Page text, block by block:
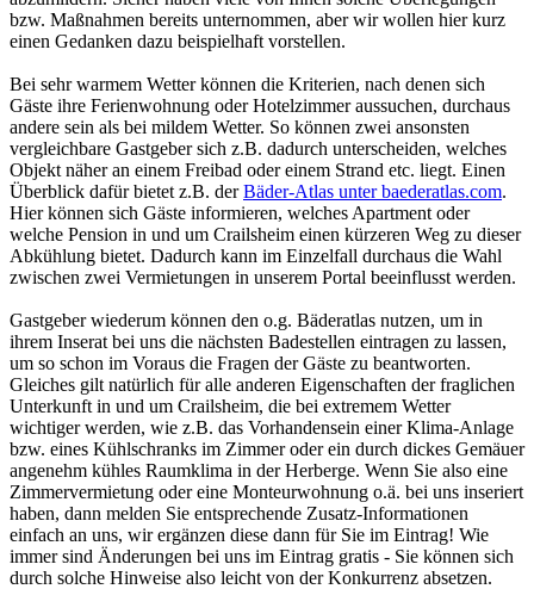
bzw. Maßnahmen bereits unternommen, aber wir wollen hier kurz
einen Gedanken dazu beispielhaft vorstellen.
Bei sehr warmem Wetter können die Kriterien, nach denen sich
Gäste ihre Ferienwohnung oder Hotelzimmer aussuchen, durchaus
andere sein als bei mildem Wetter. So können zwei ansonsten
vergleichbare Gastgeber sich z.B. dadurch unterscheiden, welches
Objekt näher an einem Freibad oder einem Strand etc. liegt. Einen
Überblick dafür bietet z.B. derBäder-Atlas unter baederatlas.com.
Hier können sich Gäste informieren, welches Apartment oder
welche Pension in und um Crailsheim einen kürzeren Weg zu dieser
Abkühlung bietet. Dadurch kann im Einzelfall durchaus die Wahl
zwischen zwei Vermietungen in unserem Portal beeinflusst werden.
Gastgeber wiederum können den o.g. Bäderatlas nutzen, um in
ihrem Inserat bei uns die nächsten Badestellen eintragen zu lassen,
um so schon im Voraus die Fragen der Gäste zu beantworten.
Gleiches gilt natürlich für alle anderen Eigenschaften der fraglichen
Unterkunft in und um Crailsheim, die bei extremem Wetter
wichtiger werden, wie z.B. das Vorhandensein einer Klima-Anlage
bzw. eines Kühlschranks im Zimmer oder ein durch dickes Gemäuer
angenehm kühles Raumklima in der Herberge. Wenn Sie also eine
Zimmervermietung oder eine Monteurwohnung o.ä. bei uns inseriert
haben, dann melden Sie entsprechende Zusatz-Informationen
einfach an uns, wir ergänzen diese dann für Sie im Eintrag! Wie
immer sind Änderungen bei uns im Eintrag gratis - Sie können sich
durch solche Hinweise also leicht von der Konkurrenz absetzen.